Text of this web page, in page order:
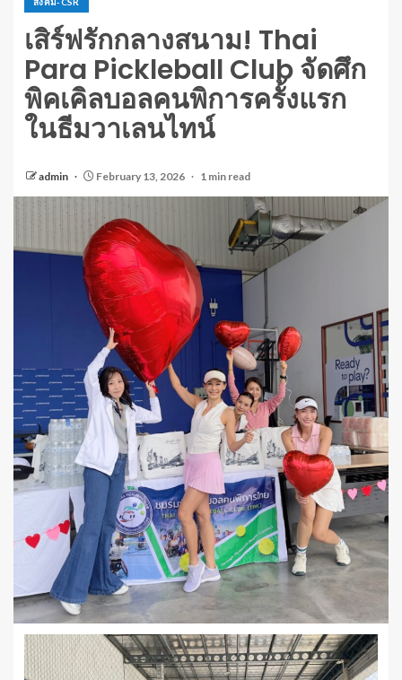
เสิร์ฟรักกลางสนาม! Thai
Para Pickleball Club จัดศึก
พิคเคิลบอลคนพิการครั้งแรก
ในธีมวาเลนไทน์
admin February 13, 2026 1 min read